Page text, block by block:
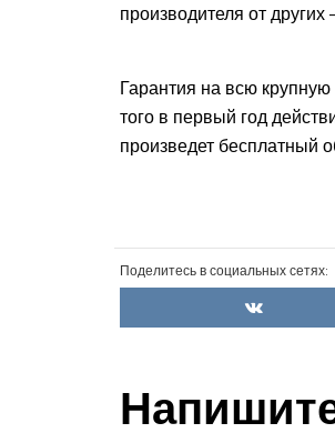
производителя от других
Гарантия на всю
того в первый год
произведет бесплатный
Поделитесь в социальных сетях: